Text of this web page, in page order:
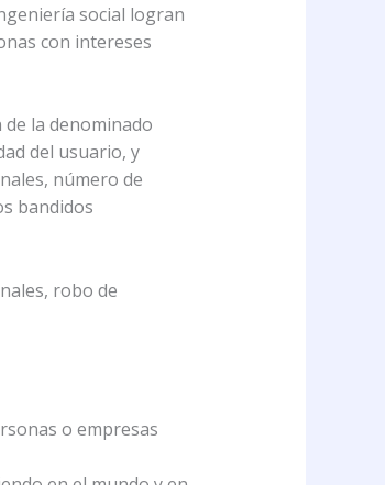
social logran
con intereses
la denominado
del usuario, y
número de
bandidos
robo de
o empresas